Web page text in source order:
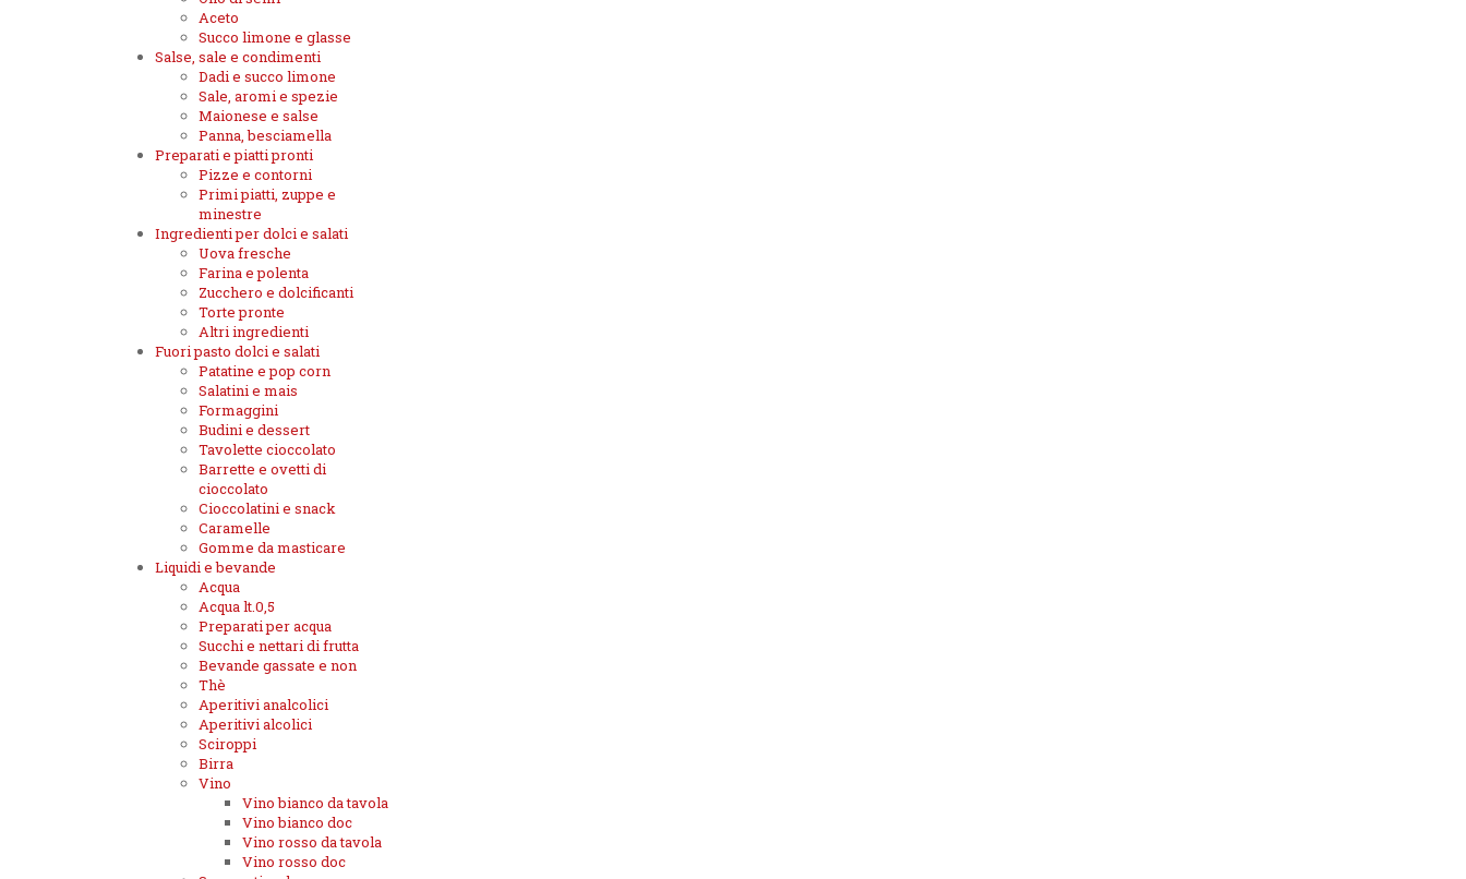
Aceto
Succo limone e glasse
Salse, sale e condimenti
Dadi e succo limone
Sale, aromi e spezie
Maionese e salse
Panna, besciamella
Preparati e piatti pronti
Pizze e contorni
Primi piatti, zuppe e
minestre
Ingredienti per dolci e salati
Uova fresche
Farina e polenta
Zucchero e dolcificanti
Torte pronte
Altri ingredienti
Fuori pasto dolci e salati
Patatine e pop corn
Salatini e mais
Formaggini
Budini e dessert
Tavolette cioccolato
Barrette e ovetti di
cioccolato
Cioccolatini e snack
Caramelle
Gomme da masticare
Liquidi e bevande
Acqua
Acqua lt.0,5
Preparati per acqua
Succhi e nettari di frutta
Bevande gassate e non
Thè
Aperitivi analcolici
Aperitivi alcolici
Sciroppi
Birra
Vino
Vino bianco da tavola
Vino bianco doc
Vino rosso da tavola
Vino rosso doc